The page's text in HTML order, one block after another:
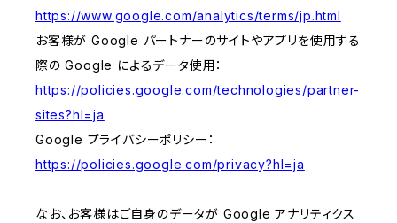
https://www.google.com/analytics/terms/jp.html
お客様が Google パートナーのサイトやアプリを使用する
際の Google によるデータ使用：
https://policies.google.com/technologies/partner-
sites?hl=ja
Google プライバシーポリシー：
https://policies.google.com/privacy?hl=ja
なお、お客様はご自身のデータが Google アナリティクス